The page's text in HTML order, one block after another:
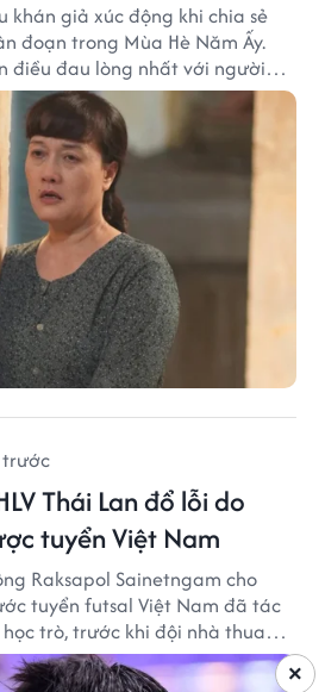
khán giả xúc động khi chia sẻ
đoạn trong Mùa Hè Năm Ấy.
điều đau lòng nhất với người
khó, mà là khi các con phải
thương trong chính ngôi nhà
Thái Lan đổ lỗi do
tuyển Việt Nam
Raksapol Sainetngam cho
tuyển futsal Việt Nam đã tác
trò, trước khi đội nhà thua
×